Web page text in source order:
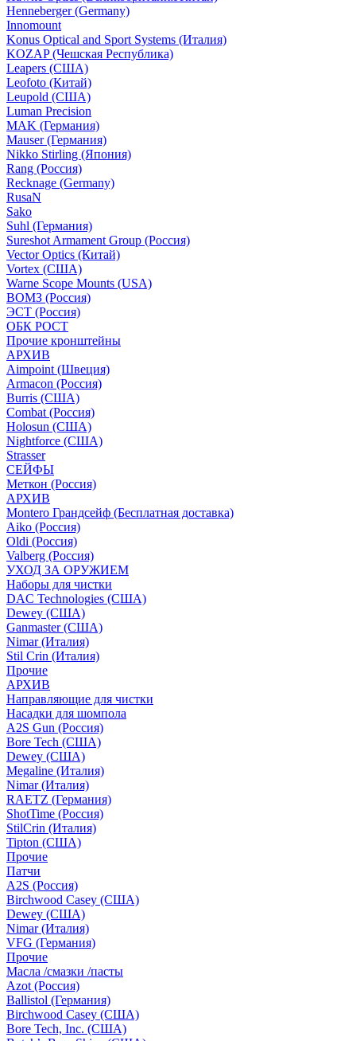
Henneberger (Germany)
Innomount
Konus Optical and Sport Systems (Италия)
KOZAP (Чешская Республика)
Leapers (США)
Leofoto (Китай)
Leupold (США)
Luman Precision
MAK (Германия)
Mauser (Германия)
Nikko Stirling (Япония)
Rang (Россия)
Recknage (Germany)
RusaN
Sako
Suhl (Германия)
Sureshot Armament Group (Россия)
Vector Optics (Китай)
Vortex (США)
Warne Scope Mounts (USA)
ВОМЗ (Россия)
ЭСТ (Россия)
ОБК РОСТ
Прочие кронштейны
АРХИВ
Aimpoint (Швеция)
Armacon (Россия)
Burris (США)
Combat (Россия)
Holosun (США)
Nightforce (США)
Strasser
СЕЙФЫ
Меткон (Россия)
АРХИВ
Montero Грандсейф (Бесплатная доставка)
Aiko (Россия)
Oldi (Россия)
Valberg (Россия)
УХОД ЗА ОРУЖИЕМ
Наборы для чистки
DAC Technologies (США)
Dewey (США)
Ganmaster (США)
Nimar (Италия)
Stil Crin (Италия)
Прочие
АРХИВ
Направляющие для чистки
Насадки для шомпола
A2S Gun (Россия)
Bore Tech (США)
Dewey (США)
Megaline (Италия)
Nimar (Италия)
RAETZ (Германия)
ShotTime (Россия)
StilCrin (Италия)
Tipton (США)
Прочие
Патчи
A2S (Россия)
Birchwood Casey (США)
Dewey (США)
Nimar (Италия)
VFG (Германия)
Прочие
Масла /смазки /пасты
Azot (Россия)
Ballistol (Германия)
Birchwood Casey (США)
Bore Tech, Inc. (США)